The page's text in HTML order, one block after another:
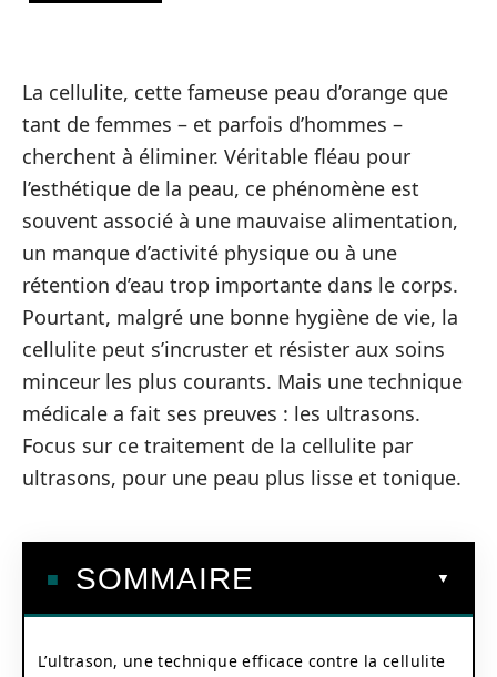
La cellulite, cette fameuse peau d’orange que
tant de femmes – et parfois d’hommes –
cherchent à éliminer. Véritable fléau pour
l’esthétique de la peau, ce phénomène est
souvent associé à une mauvaise alimentation,
un manque d’activité physique ou à une
rétention d’eau trop importante dans le corps.
Pourtant, malgré une bonne hygiène de vie, la
cellulite peut s’incruster et résister aux soins
minceur les plus courants. Mais une technique
médicale a fait ses preuves : les ultrasons.
Focus sur ce traitement de la cellulite par
ultrasons, pour une peau plus lisse et tonique.
SOMMAIRE
L’ultrason, une technique efficace contre la cellulite